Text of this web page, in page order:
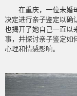
在重庆，一位未婚母
决定进行亲子鉴定以确
也揭开了她自己一直以
事，并探讨亲子鉴定如
心理和情感影响。